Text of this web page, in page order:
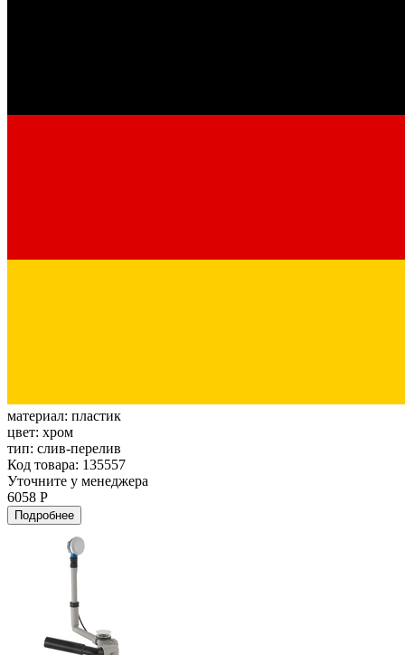
материал: пластик
цвет: хром
тип: слив-перелив
Код товара: 135557
Уточните у менеджера
6058 Р
Подробнее